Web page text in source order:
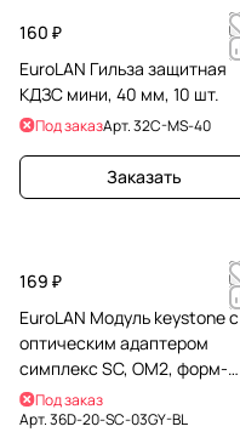
160 ₽
EuroLAN Гильза защитная
КДЗС мини, 40 мм, 10 шт.
Под заказАрт.32C-MS-40
Заказать
169 ₽
EuroLAN Модуль keystone с
оптическим адаптером
симплекс SC, OM2, форм-
фактор keystone черный,
адаптер серый
Под заказ
Арт.36D-20-SC-03GY-BL